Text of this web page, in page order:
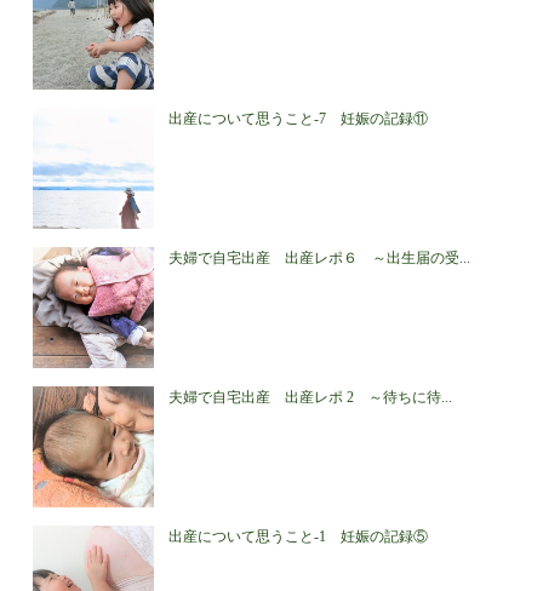
出産について思うこと-7 妊娠の記録⑪
夫婦で自宅出産 出産レポ６ ～出生届の受...
夫婦で自宅出産 出産レポ 2 ～待ちに待...
出産について思うこと-1 妊娠の記録⑤